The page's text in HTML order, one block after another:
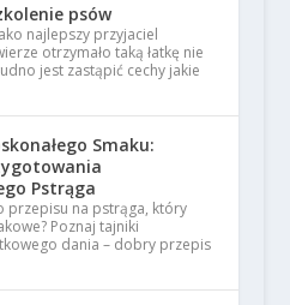
psów
najlepszy przyjaciel
otrzymało taką łatkę nie
jest zastąpić cechy jakie
Smaku:
Pstrąga
przepisu na pstrąga, który
Poznaj tajniki
dania – dobry przepis